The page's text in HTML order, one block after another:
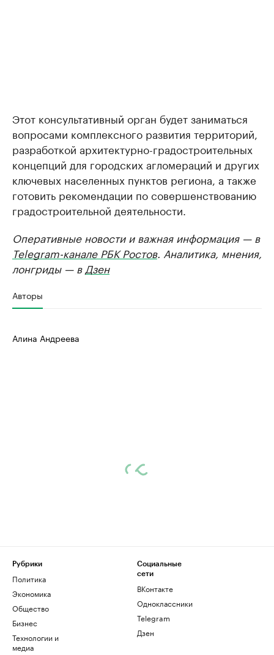
Этот консультативный орган будет заниматься
вопросами комплексного развития территорий,
разработкой архитектурно-градостроительных
концепций для городских агломераций и других
ключевых населенных пунктов региона, а также
готовить рекомендации по совершенствованию
градостроительной деятельности.
Оперативные новости и важная информация — в
Telegram-канале РБК Ростов. Аналитика, мнения,
лонгриды — в Дзен
Авторы
Алина Андреева
Рубрики
Политика
Экономика
Общество
Бизнес
Технологии и
медиа
Социальные
сети
ВКонтакте
Одноклассники
Telegram
Дзен